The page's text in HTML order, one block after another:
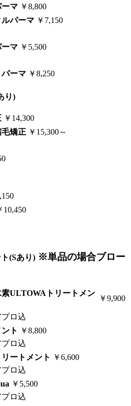
マ ￥8,800
パーマ ￥7,150
マ ￥5,500
ーマ ￥8,250
り)
￥14,300
矯正 ￥15,300～
10,450
(Sあり) ※単品の場合ブロー
ULTOWAトリートメン
￥9,900
ロ込
ト
￥8,800
ロ込
ートメント
￥6,600
ロ込
￥5,500
ロ込